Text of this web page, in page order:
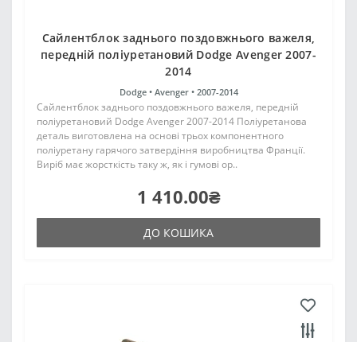
Сайлентблок заднього поздовжнього важеля,
передній поліуретановий Dodge Avenger 2007-
2014
Dodge • Avenger • 2007-2014
Сайлентблок заднього поздовжнього важеля, передній
поліуретановий Dodge Avenger 2007-2014 Поліуретанова
деталь виготовлена на основі трьох компонентного
поліуретану гарячого затвердіння виробництва Франції.
Виріб має жорсткість таку ж, як і гумові ор..
1 410.00₴
ДО КОШИКА